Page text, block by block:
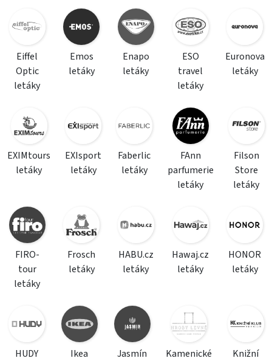
Eiffel
Optic
letáky
Emos
letáky
Enapo
letáky
ESO
travel
letáky
Euronova
letáky
EXIMtours
letáky
EXIsport
letáky
Faberlic
letáky
FAnn
parfumerie
letáky
Filson
Store
letáky
FIRO-
tour
letáky
Frosch
letáky
HABU.cz
letáky
Hawaj.cz
letáky
HONOR
letáky
HUDY
Ikea
Jasmín
Kamenické
Knižní